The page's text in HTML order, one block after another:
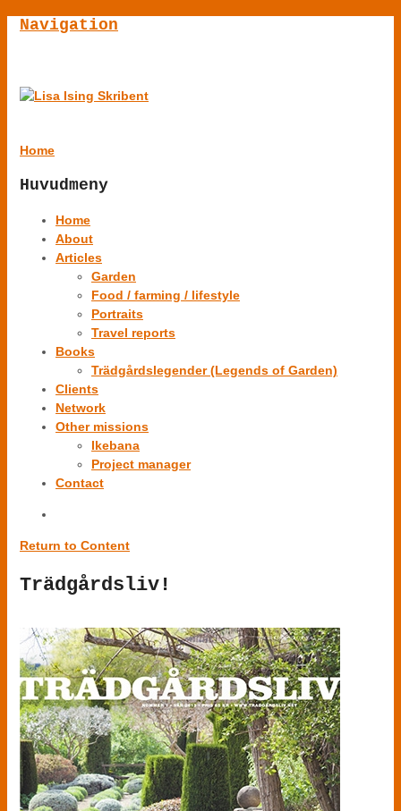
Navigation
Home
Huvudmeny
Home
About
Articles
Garden
Food / farming / lifestyle
Portraits
Travel reports
Books
Trädgårdslegender (Legends of Garden)
Clients
Network
Other missions
Ikebana
Project manager
Contact
Return to Content
Trädgårdsliv!